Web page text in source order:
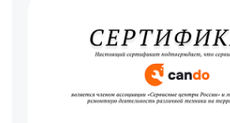
Замена резистора
1500 р
1500 р